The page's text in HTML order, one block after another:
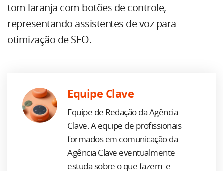
tom laranja com botões de controle,
representando assistentes de voz para
otimização de SEO.
Equipe Clave
Equipe de Redação da Agência
Clave. A equipe de profissionais
formados em comunicação da
Agência Clave eventualmente
estuda sobre o que fazem e